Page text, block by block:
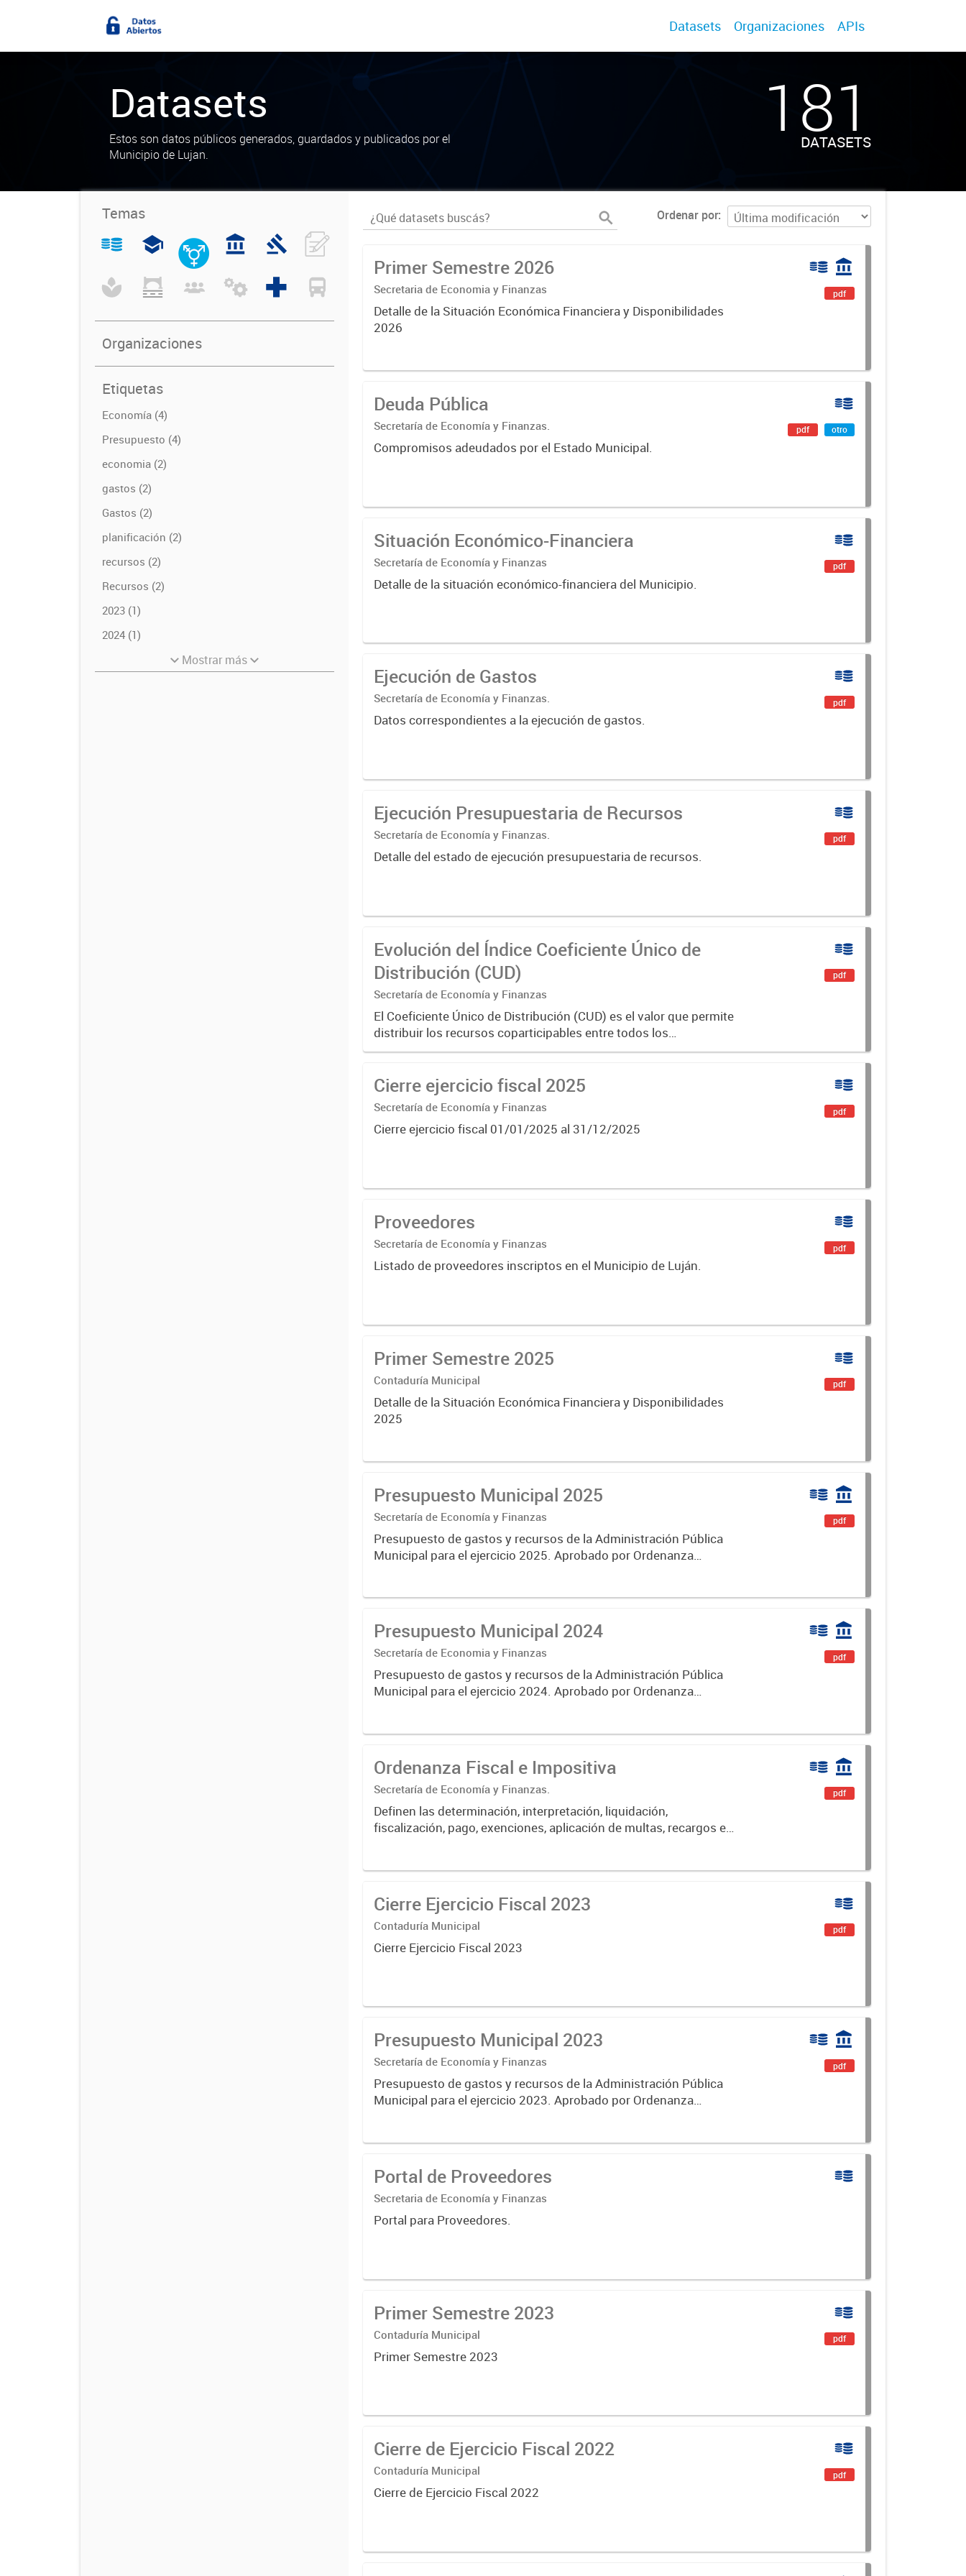
Datasets Organizaciones APIs
Datasets
Estos son datos públicos generados, guardados y publicados por el
Municipio de Lujan.
181
DATASETS
Temas
Organizaciones
Etiquetas
Economía (4)
Presupuesto (4)
economia (2)
gastos (2)
Gastos (2)
planificación (2)
recursos (2)
Recursos (2)
2023 (1)
2024 (1)
Mostrar más
Ordenar por
Primer Semestre 2026
Secretaria de Economia y Finanzas
Detalle de la Situación Económica Financiera y Disponibilidades
2026
pdf
Deuda Pública
Secretaría de Economía y Finanzas.
Compromisos adeudados por el Estado Municipal.
pdf otro
Situación Económico-Financiera
Secretaría de Economía y Finanzas
Detalle de la situación económico-financiera del Municipio.
pdf
Ejecución de Gastos
Secretaría de Economía y Finanzas.
Datos correspondientes a la ejecución de gastos.
pdf
Ejecución Presupuestaria de Recursos
Secretaría de Economía y Finanzas.
Detalle del estado de ejecución presupuestaria de recursos.
pdf
Evolución del Índice Coeficiente Único de
Distribución (CUD)
Secretaría de Economía y Finanzas
El Coeficiente Único de Distribución (CUD) es el valor que permite
distribuir los recursos coparticipables entre todos los
municipios. Se construye en base a diferentes variables, como
pdf
Cierre ejercicio fiscal 2025
Secretaría de Economía y Finanzas
Cierre ejercicio fiscal 01/01/2025 al 31/12/2025
pdf
Proveedores
Secretaría de Economía y Finanzas
Listado de proveedores inscriptos en el Municipio de Luján.
pdf
Primer Semestre 2025
Contaduría Municipal
Detalle de la Situación Económica Financiera y Disponibilidades
2025
pdf
Presupuesto Municipal 2025
Secretaría de Economía y Finanzas
Presupuesto de gastos y recursos de la Administración Pública
Municipal para el ejercicio 2025. Aprobado por Ordenanza
pdf
Presupuesto Municipal 2024
Secretaría de Economia y Finanzas
Presupuesto de gastos y recursos de la Administración Pública
Municipal para el ejercicio 2024. Aprobado por Ordenanza
pdf
Ordenanza Fiscal e Impositiva
Secretaría de Economía y Finanzas.
Definen las determinación, interpretación, liquidación,
fiscalización, pago, exenciones, aplicación de multas, recargos e
pdf
Cierre Ejercicio Fiscal 2023
Contaduría Municipal
Cierre Ejercicio Fiscal 2023
pdf
Presupuesto Municipal 2023
Secretaría de Economía y Finanzas
Presupuesto de gastos y recursos de la Administración Pública
Municipal para el ejercicio 2023. Aprobado por Ordenanza
pdf
Portal de Proveedores
Secretaria de Economía y Finanzas
Portal para Proveedores.
Primer Semestre 2023
Contaduría Municipal
Primer Semestre 2023
pdf
Cierre de Ejercicio Fiscal 2022
Contaduría Municipal
Cierre de Ejercicio Fiscal 2022
pdf